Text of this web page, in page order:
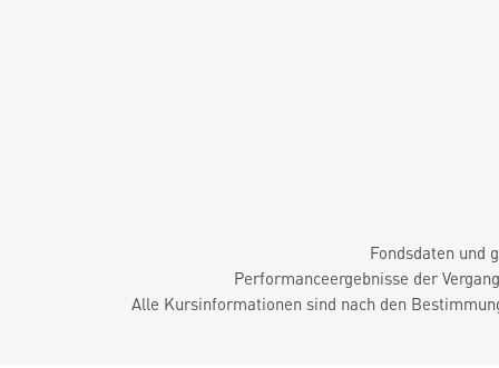
Fondsdaten und
Performanceergebnisse der
Alle Kursinformationen sind nach den